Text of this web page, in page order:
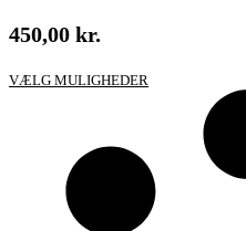
450,00 kr.
VÆLG MULIGHEDER
varianter.
Mulighederne
kan
vælges